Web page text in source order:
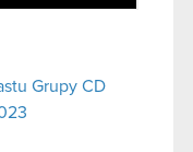
Grupy CD